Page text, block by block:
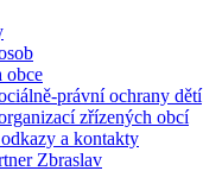
obce
právní ochrany dětí
zřízených obcí
a kontakty
Zbraslav